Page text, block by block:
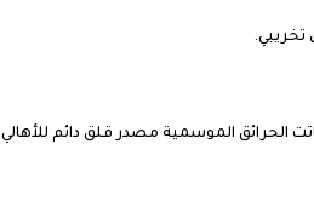
الحرائق الموسمية مصدر قلق دائم للأهالي